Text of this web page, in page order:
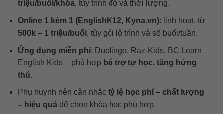
triệu/buổi/khóa, tùy trình độ và thời lượng.
Online 1 kèm 1 (EnglishK12, Kyna.vn): linh hoạt, từ
500k – 1 triệu/buổi, tùy gói lộ trình và số buổi/tuần.
Ứng dụng miễn phí: Duolingo, Raz-Kids, BC Learn
English Kids – phù hợp bổ trợ tự học, tăng hứng
thú.
Phụ huynh nên cân nhắc tỷ lệ học phí – chất lượng
– hiệu quảđể chọn khóa học phù hợp.